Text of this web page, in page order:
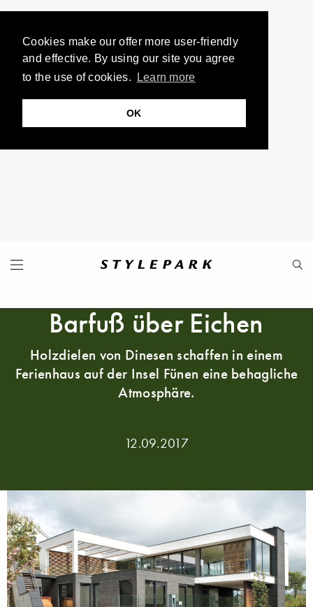
Cookies make our offer more user-friendly
and effective. By using our site you agree
to the use of cookies.
Learn more
OK
Barfuß über Eichen
Holzdielen von Dinesen schaffen in einem
Ferienhaus auf der Insel Fünen eine behagliche
Atmosphäre.
12.09.2017